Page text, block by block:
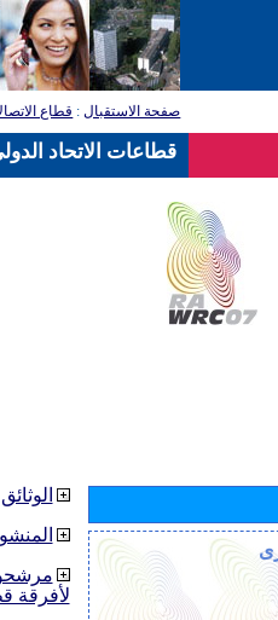
صفحة الاستقبال: قطاع
الوثائق
لأفرقة
قطاعات الاتحاد